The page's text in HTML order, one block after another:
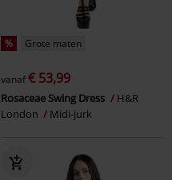
% Grote maten
vanaf€ 53,99
Rosaceae Swing Dress
H&R
London
Midi-jurk